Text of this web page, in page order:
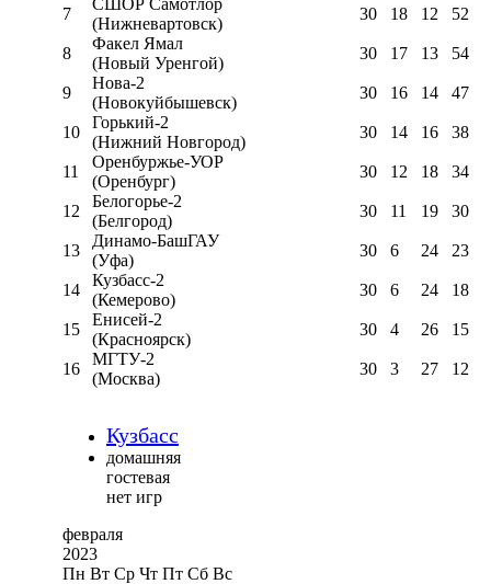
7
СШОР Самотлор
(Нижневартовск)
30 18 12 52
8
Факел Ямал
(Новый Уренгой)
30 17 13 54
9
Нова-2
(Новокуйбышевск)
30 16 14 47
10
Горький-2
(Нижний Новгород)
30 14 16 38
11
Оренбуржье-УОР
(Оренбург)
30 12 18 34
12
Белогорье-2
(Белгород)
30 11 19 30
13
Динамо-БашГАУ
(Уфа)
30 6 24 23
14
Кузбасс-2
(Кемерово)
30 6 24 18
15
Енисей-2
(Красноярск)
30 4 26 15
16
МГТУ-2
(Москва)
30 3 27 12
Кузбасс
домашняя
гостевая
нет игр
февраля
2023
Пн Вт Ср Чт Пт Сб Вс